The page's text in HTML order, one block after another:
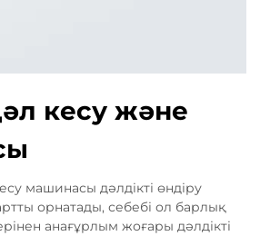
кесу және
машинасы дәлдікті өндіру
орнатады, себебі ол барлық
анағұрлым жоғары дәлдікті